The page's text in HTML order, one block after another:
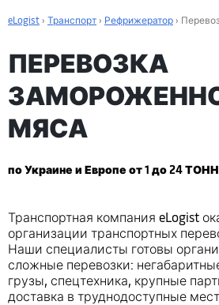
eLogist › Транспорт › Рефрижератор ›
ПЕРЕВОЗКА
МЯСА
по Украине и Европе от 1 до 24 ТОНН
Транспортная компания eLogist
организации транспортных
Наши специалисты готовы
сложные перевозки:
грузы, спецтехника, крупные
доставка в труднодоступные